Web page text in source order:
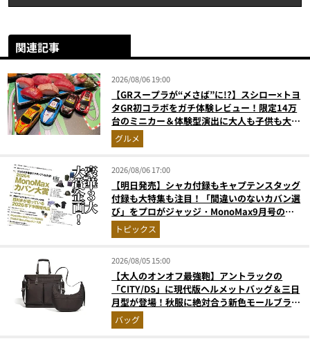
関連記事
2026/08/06 19:00
【GRスープラが“〆さば”に!?】スシロー×トヨ
タGR初コラボをガチ体験レビュー！限定14万
台のミニカー＆体験型演出に大人も子供も大興
奮間違いなし
グルメ
2026/08/06 17:00
【明日発売】シャカ付録もキャプテンスタッグ
付録も大特集も注目！「間違いのないカバン選
び」をプロがジャッジ・MonoMax9月号の目
次を公開
トピックス
2026/08/05 15:00
【大人のオンオフ最強鞄】アントラックの
「CITY/DS」に現代版ヘルメットバッグ＆三日
月型が登場！秋服に絶対合う新色モールブラウ
ンが傑作
バッグ